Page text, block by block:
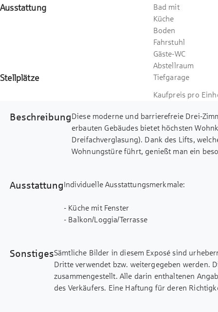
Ausstattung Bad mit
Küche
Boden
Fahrstuhl
Gäste-WC
Abstellraum
Stellplätze Tiefgarage
Kaufpreis pro
BeschreibungDiese moderne und barrierefreie Drei-
erbauten Gebäudes bietet höchsten
Dreifachverglasung). Dank des Lifts,
Wohnungstüre führt, genießt man ein
Westloggia – ruhig zum Innenhof gelegen.
Fenster. Das barrierefreie Badezimmer ist
auch einer ebenerdigen Dusche
sind gut geschnitten und bieten genug
Der Zugang zum Keller und zur
zugehörige Einzelstellplatz in der
und ist damit besonders praktisch
AusstattungIndividuelle Ausstattungsmerkmale:
- Küche mit Fenster
- Balkon/Loggia/Terrasse
- Handtuchheizung
SonstigesSämtliche Bilder in diesem Exposé sind
Dritte verwendet bzw. weitergegeben werden.
zusammengestellt. Alle darin enthaltenen
des Verkäufers. Eine Haftung für deren